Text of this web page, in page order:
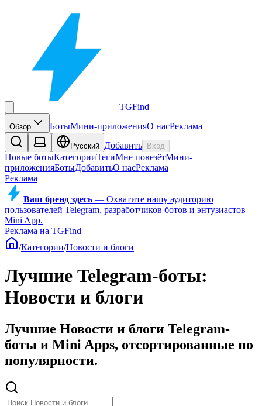
TGFind
Обзор БотыМини-приложенияО насРеклама
Русский Добавить Вход
Новые ботыКатегорииТегиМне повезётМини-
приложенияБотыДобавитьО насРеклама
Реклама
Ваш бренд здесь — Охватите нашу аудиторию
пользователей Telegram, разработчиков ботов и энтузиастов
Mini App.
Реклама на TGFind
/Категории/Новости и блоги
Лучшие Telegram-боты:
Новости и блоги
Лучшие Новости и блоги Telegram-
боты и Mini Apps, отсортированные по
популярности.